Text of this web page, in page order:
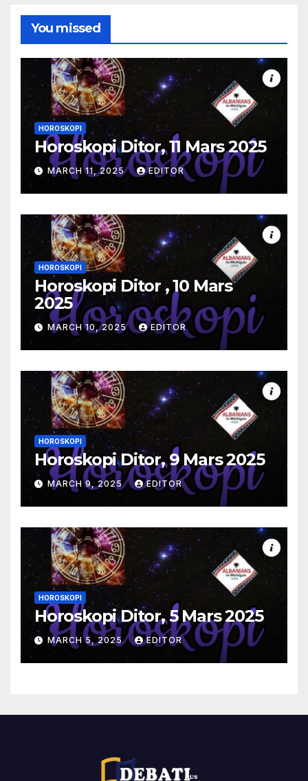
You missed
HOROSKOPI
Horoskopi Ditor, 11 Mars 2025
MARCH 11, 2025 EDITOR
HOROSKOPI
Horoskopi Ditor , 10 Mars
2025
MARCH 10, 2025 EDITOR
HOROSKOPI
Horoskopi Ditor, 9 Mars 2025
MARCH 9, 2025 EDITOR
HOROSKOPI
Horoskopi Ditor, 5 Mars 2025
MARCH 5, 2025 EDITOR